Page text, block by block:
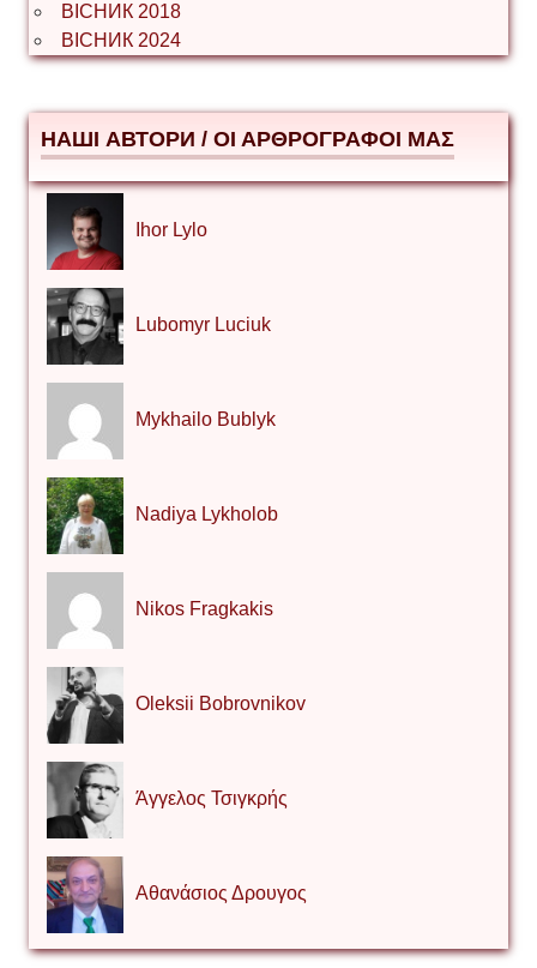
ВІСНИК 2018
ВІСНИК 2024
НАШІ АВТОРИ / ΟΙ ΑΡΘΡΟΓΡΑΦΟΙ ΜΑΣ
Ihor Lylo
Lubomyr Luciuk
Mykhailo Bublyk
Nadiya Lykholob
Nikos Fragkakis
Oleksii Bobrovnikov
Άγγελος Τσιγκρής
Αθανάσιος Δρουγος